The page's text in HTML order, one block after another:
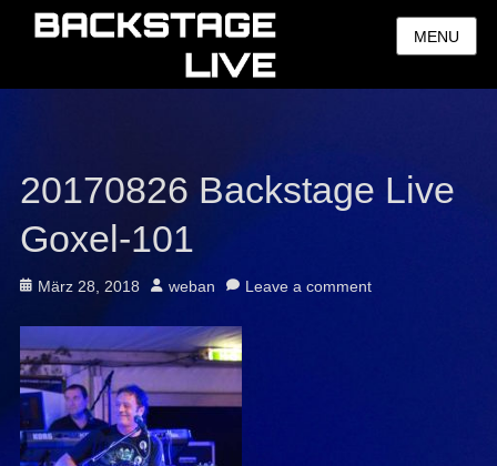
MENU
20170826 Backstage Live
Goxel-101
Posted
März 28, 2018 Author
weban Leave a comment